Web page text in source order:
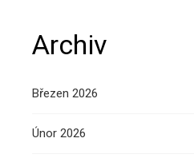
Archiv
Březen 2026
Únor 2026